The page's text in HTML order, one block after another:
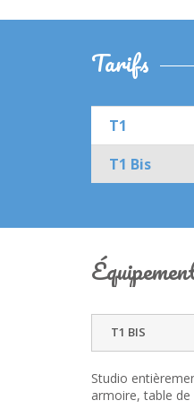
Tarifs
T1
T1 Bis
T1 BIS
Studio
armoire, table de